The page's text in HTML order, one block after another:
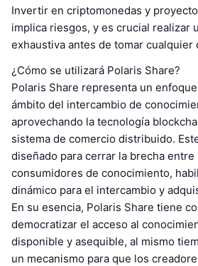
Invertir en criptomonedas y
implica riesgos, y es crucial realizar
exhaustiva antes de tomar
¿Cómo se utilizará Polaris Share?
Polaris Share representa un
ámbito del intercambio de
aprovechando la tecnología
sistema de comercio distribuido.
diseñado para cerrar la brecha
consumidores de conocimiento,
dinámico para el intercambio y
En su esencia, Polaris Share tiene
democratizar el acceso al
disponible y asequible, al mismo
un mecanismo para que los